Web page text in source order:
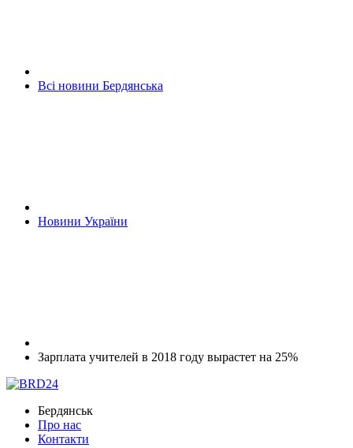
Всі новини Бердянська
Новини України
Зарплата учителей в 2018 году вырастет на 25%
Бердянськ
Про нас
Контакти